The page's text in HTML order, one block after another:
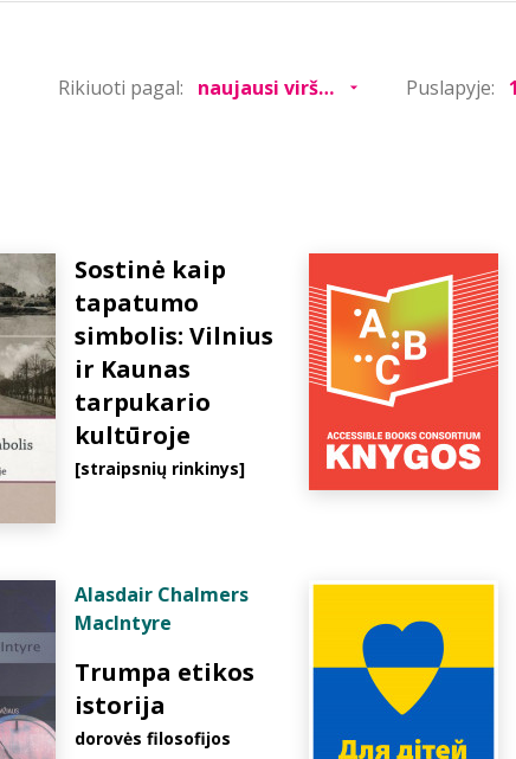
Rikiuoti pagal: Puslapyje:
Sostinė kaip
tapatumo
simbolis: Vilnius
ir Kaunas
tarpukario
kultūroje
[straipsnių rinkinys]
Alasdair Chalmers
MacIntyre
Trumpa etikos
istorija
dorovės filosofijos